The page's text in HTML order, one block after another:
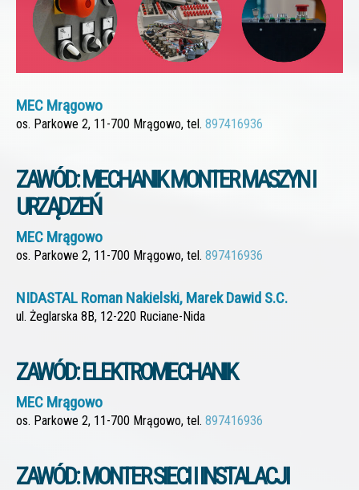
MEC Mrągowo
os. Parkowe 2, 11-700 Mrągowo, tel. 897416936
ZAWÓD: MECHANIK MONTER MASZYN I
URZĄDZEŃ
MEC Mrągowo
os. Parkowe 2, 11-700 Mrągowo, tel. 897416936
NIDASTAL Roman Nakielski, Marek Dawid S.C.
ul. Żeglarska 8B, 12-220 Ruciane-Nida
ZAWÓD: ELEKTROMECHANIK
MEC Mrągowo
os. Parkowe 2, 11-700 Mrągowo, tel. 897416936
ZAWÓD: MONTER SIECI I INSTALACJI